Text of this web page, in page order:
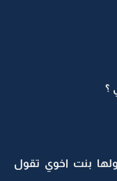
؟
بنت اخوي تقول